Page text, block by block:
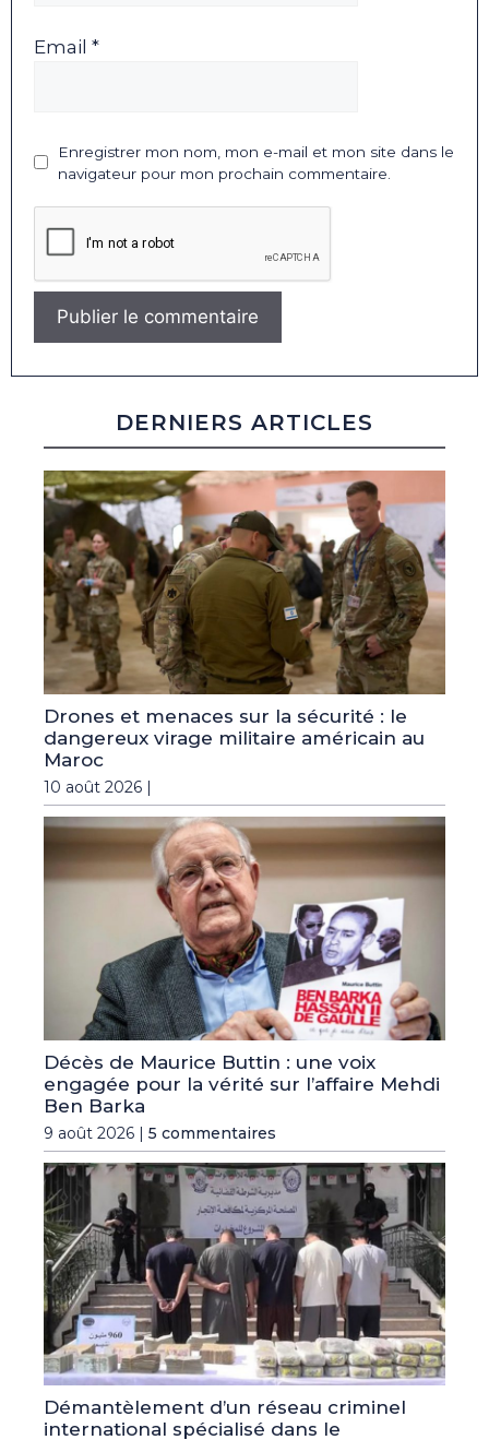
Email *
Enregistrer mon nom, mon e-mail et mon site dans le
navigateur pour mon prochain commentaire.
DERNIERS ARTICLES
Drones et menaces sur la sécurité : le
dangereux virage militaire américain au
Maroc
10 août 2026 |
Décès de Maurice Buttin : une voix
engagée pour la vérité sur l’affaire Mehdi
Ben Barka
9 août 2026 | 5 commentaires
Démantèlement d’un réseau criminel
international spécialisé dans le